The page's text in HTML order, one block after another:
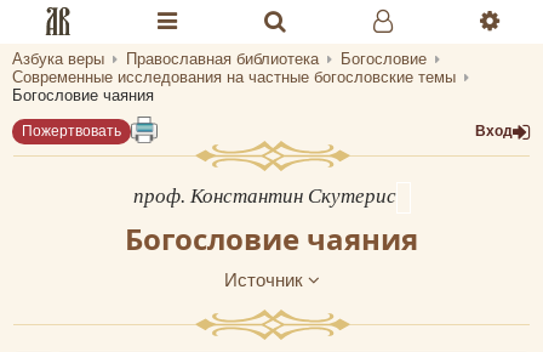
Разделы портала «Азбука веры»
Главная
Библиотеки
Молитва
Азбука веры Православная библиотека
Богословие
Современные исследования на частные богословские темы
Богословие чаяния
Пожертвовать Вход
проф. Константин Скутерис
Богословие чаяния
Источник